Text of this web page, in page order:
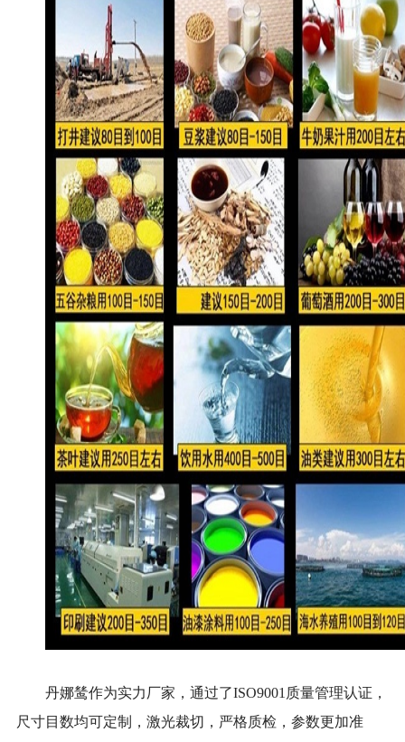
丹娜鸶作为实力厂家，通过了ISO9001质量管理认证，
尺寸目数均可定制，激光裁切，严格质检，参数更加准